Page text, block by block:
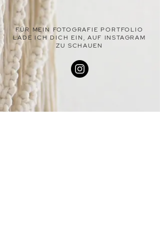
FÜR MEIN FOTOGRAFIE PORTFOLIO
LADE ICH DICH EIN, AUF INSTAGRAM
ZU SCHAUEN